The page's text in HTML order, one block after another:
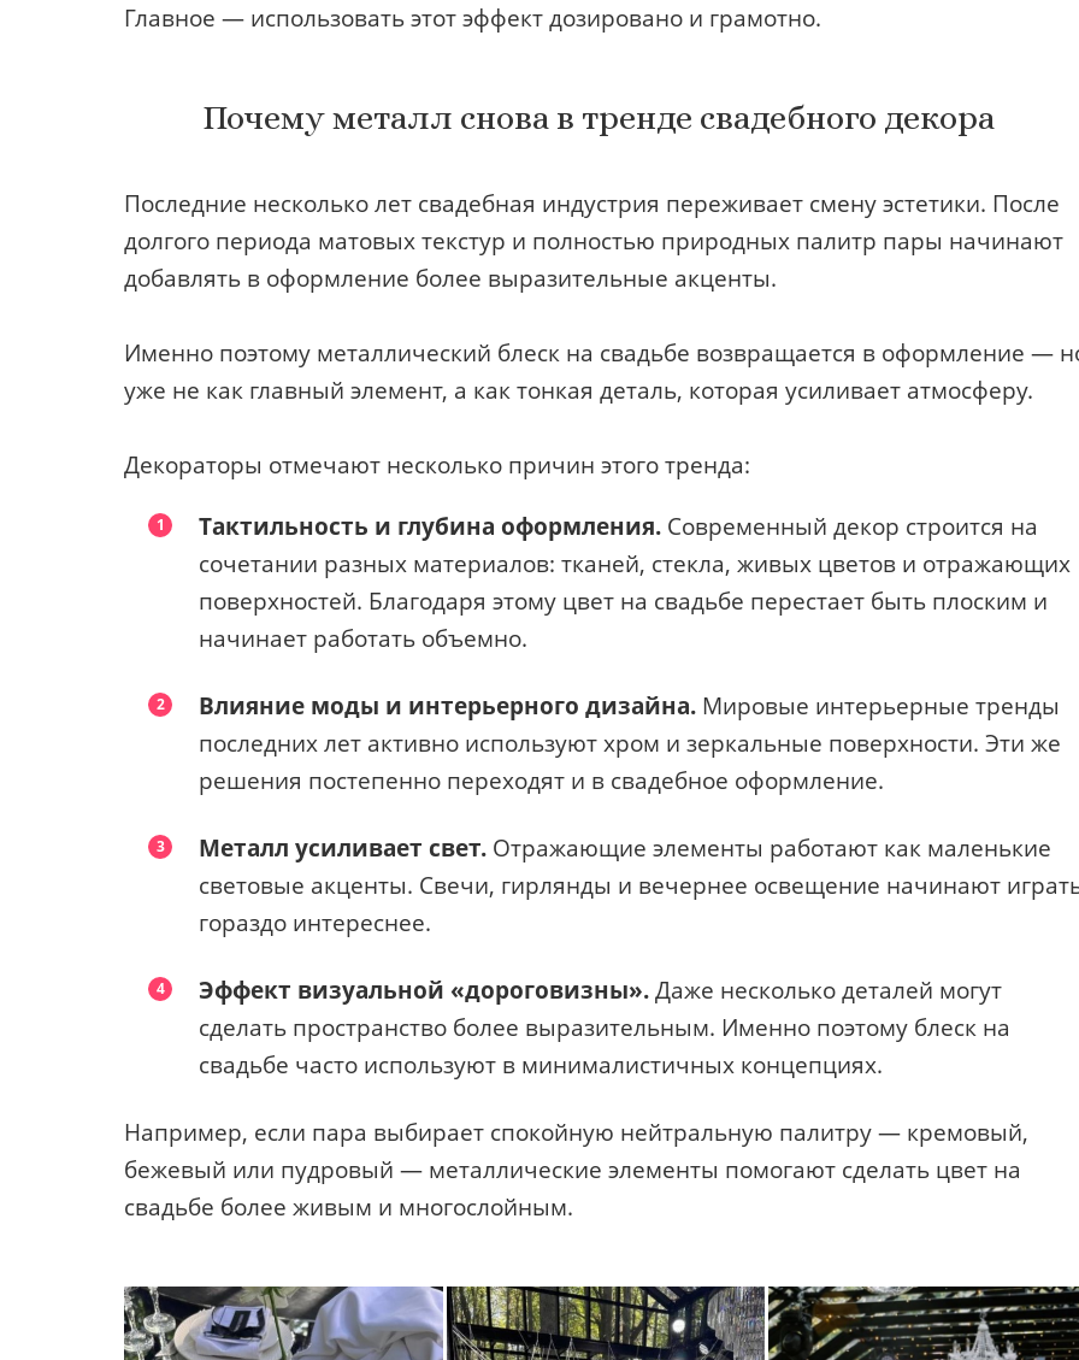
Главное — использовать этот эффект дозировано и грамотно.
Почему металл снова в тренде свадебного декора
Последние несколько лет свадебная индустрия переживает смену эстетики. После
долгого периода матовых текстур и полностью природных палитр пары начинают
добавлять в оформление более выразительные акценты.
Именно поэтому металлический блеск на свадьбе возвращается в оформление —
уже не как главный элемент, а как тонкая деталь, которая усиливает атмосферу.
Декораторы отмечают несколько причин этого тренда:
Тактильность и глубина оформления. Современный декор строится на
сочетании разных материалов: тканей, стекла, живых цветов и отражающих
поверхностей. Благодаря этому цвет на свадьбе перестает быть плоским и
начинает работать объемно.
Влияние моды и интерьерного дизайна. Мировые интерьерные тренды
последних лет активно используют хром и зеркальные поверхности. Эти же
решения постепенно переходят и в свадебное оформление.
Металл усиливает свет. Отражающие элементы работают как маленькие
световые акценты. Свечи, гирлянды и вечернее освещение начинают
гораздо интереснее.
Эффект визуальной «дороговизны».Даже несколько деталей могут
сделать пространство более выразительным. Именно поэтому блеск на
свадьбе часто используют в минималистичных концепциях.
Например, если пара выбирает спокойную нейтральную палитру — кремовый,
бежевый или пудровый — металлические элементы помогают сделать цвет на
свадьбе более живым и многослойным.